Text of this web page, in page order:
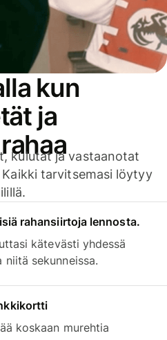
kun
ja
kulutat ja vastaanotat
tarvitsemasi löytyy
rahansiirtoja lennosta.
kätevästi yhdessä
niitä sekunneissa.
koskaan murehtia